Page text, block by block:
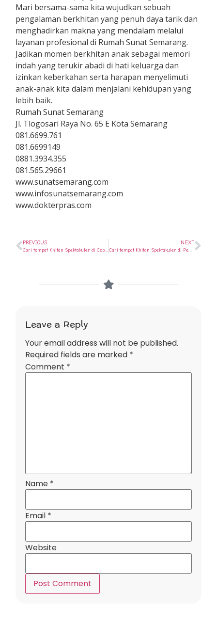
Mari bersama-sama kita wujudkan sebuah
pengalaman berkhitan yang penuh daya tarik dan
menghadirkan makna yang mendalam melalui
layanan profesional di Rumah Sunat Semarang.
Jadikan momen berkhitan anak sebagai memori
indah yang terukir abadi di hati keluarga dan
izinkan keberkahan serta harapan menyelimuti
anak-anak kita dalam menjalani kehidupan yang
lebih baik.
Rumah Sunat Semarang
Jl. Tlogosari Raya No. 65 E Kota Semarang
081.6699.761
081.6699149
0881.3934.355
081.565.29661
www.sunatsemarang.com
www.infosunatsemarang.com
www.dokterpras.com
PREVIOUS NEXT
Cari tempat Khitan Spektakuler di Penawangan ? Ya di Rumah Sunat Semarang
Leave a Reply
Your email address will not be published.
Required fields are marked *
Comment *
Name *
Email *
Website